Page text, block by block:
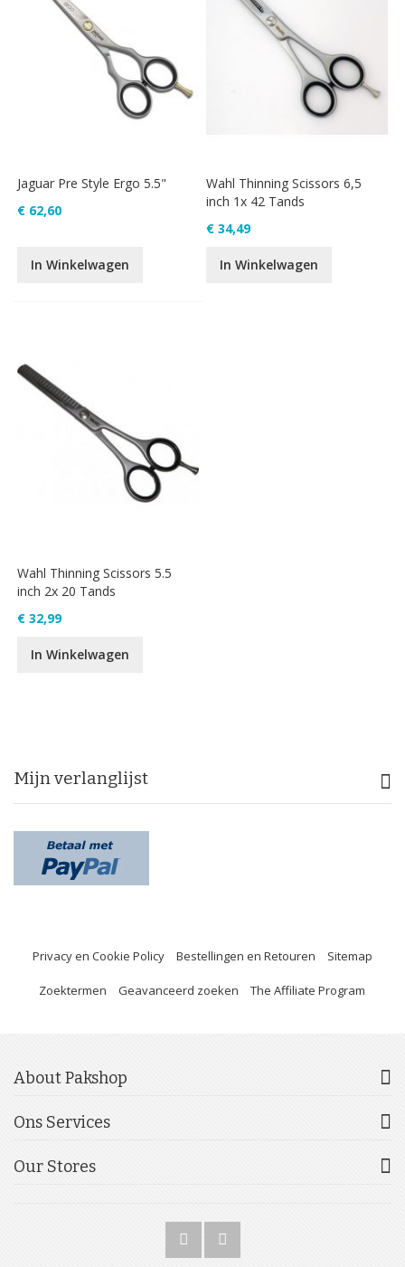
Jaguar Pre Style Ergo 5.5"
€ 62,60
In Winkelwagen
Wahl Thinning Scissors 6,5
inch 1x 42 Tands
€ 34,49
In Winkelwagen
Wahl Thinning Scissors 5.5
inch 2x 20 Tands
€ 32,99
In Winkelwagen
Mijn verlanglijst
Privacy en Cookie Policy Bestellingen en Retouren Sitemap
Zoektermen Geavanceerd zoeken The Affiliate Program
About Pakshop
Ons Services
Our Stores